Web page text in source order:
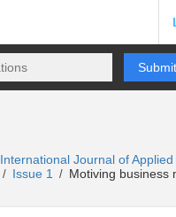
International Journal of
/ Issue 1 / Motiving business